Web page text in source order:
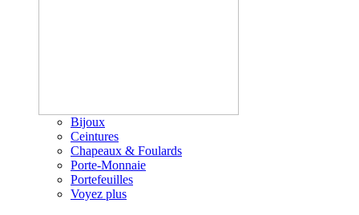
Bijoux
Ceintures
Chapeaux & Foulards
Porte-Monnaie
Portefeuilles
Voyez plus